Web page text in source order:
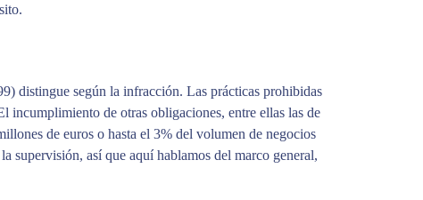
distingue según la infracción. Las prácticas prohibidas
incumplimiento de otras obligaciones, entre ellas las de
de euros o hasta el 3% del volumen de negocios
supervisión, así que aquí hablamos del marco general,